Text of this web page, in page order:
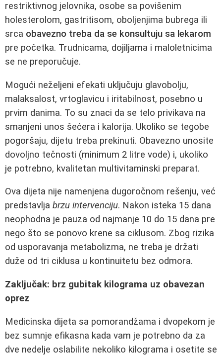
restriktivnog jelovnika, osobe sa povišenim
holesterolom, gastritisom, oboljenjima bubrega ili
srca obavezno treba da se konsultuju sa lekarom
pre početka. Trudnicama, dojiljama i maloletnicima
se ne preporučuje.
Mogući neželjeni efekati uključuju glavobolju,
malaksalost, vrtoglavicu i iritabilnost, posebno u
prvim danima. To su znaci da se telo privikava na
smanjeni unos šećera i kalorija. Ukoliko se tegobe
pogoršaju, dijetu treba prekinuti. Obavezno unosite
dovoljno tečnosti (minimum 2 litre vode) i, ukoliko
je potrebno, kvalitetan multivitaminski preparat.
Ova dijeta nije namenjena dugoročnom rešenju, već
predstavlja brzu intervenciju. Nakon isteka 15 dana
neophodna je pauza od najmanje 10 do 15 dana pre
nego što se ponovo krene sa ciklusom. Zbog rizika
od usporavanja metabolizma, ne treba je držati
duže od tri ciklusa u kontinuitetu bez odmora.
Zaključak: brz gubitak kilograma uz obavezan
oprez
Medicinska dijeta sa pomorandžama i dvopekom je
bez sumnje efikasna kada vam je potrebno da za
dve nedelje oslabilite nekoliko kilograma i osetite se